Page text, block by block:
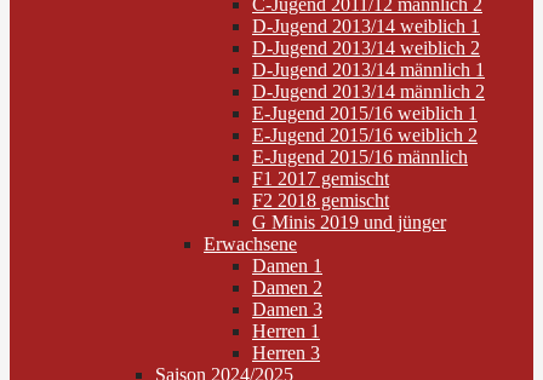
C-Jugend 2011/12 männlich 2
D-Jugend 2013/14 weiblich 1
D-Jugend 2013/14 weiblich 2
D-Jugend 2013/14 männlich 1
D-Jugend 2013/14 männlich 2
E-Jugend 2015/16 weiblich 1
E-Jugend 2015/16 weiblich 2
E-Jugend 2015/16 männlich
F1 2017 gemischt
F2 2018 gemischt
G Minis 2019 und jünger
Erwachsene
Damen 1
Damen 2
Damen 3
Herren 1
Herren 3
Saison 2024/2025